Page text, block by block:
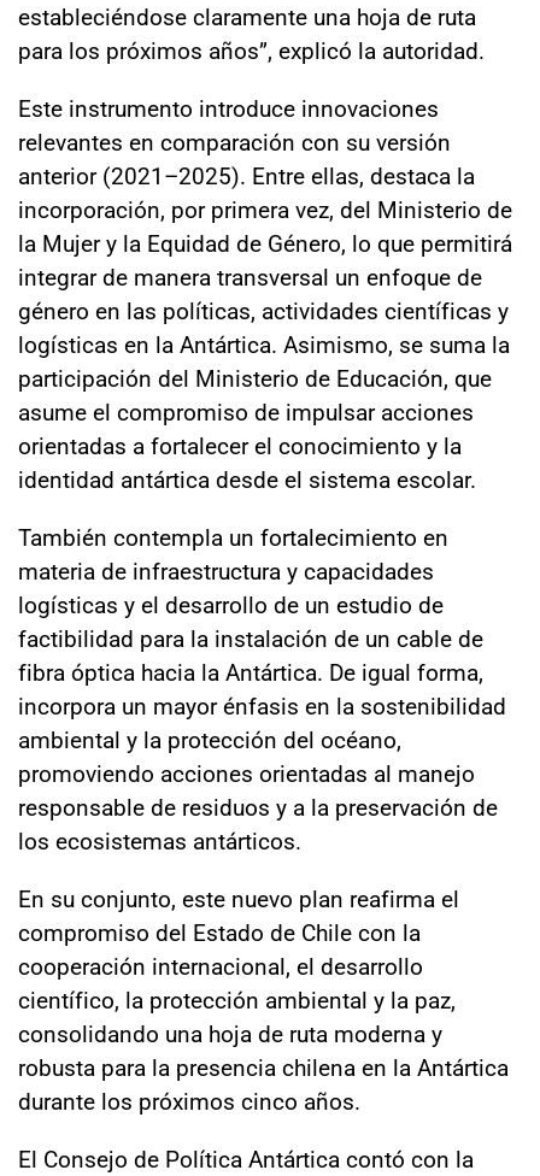
estableciéndose claramente una hoja de ruta
para los próximos años”, explicó la autoridad.
Este instrumento introduce innovaciones
relevantes en comparación con su versión
anterior (2021–2025). Entre ellas, destaca la
incorporación, por primera vez, del Ministerio de
la Mujer y la Equidad de Género, lo que permitirá
integrar de manera transversal un enfoque de
género en las políticas, actividades científicas y
logísticas en la Antártica. Asimismo, se suma la
participación del Ministerio de Educación, que
asume el compromiso de impulsar acciones
orientadas a fortalecer el conocimiento y la
identidad antártica desde el sistema escolar.
También contempla un fortalecimiento en
materia de infraestructura y capacidades
logísticas y el desarrollo de un estudio de
factibilidad para la instalación de un cable de
fibra óptica hacia la Antártica. De igual forma,
incorpora un mayor énfasis en la sostenibilidad
ambiental y la protección del océano,
promoviendo acciones orientadas al manejo
responsable de residuos y a la preservación de
los ecosistemas antárticos.
En su conjunto, este nuevo plan reafirma el
compromiso del Estado de Chile con la
cooperación internacional, el desarrollo
científico, la protección ambiental y la paz,
consolidando una hoja de ruta moderna y
robusta para la presencia chilena en la Antártica
durante los próximos cinco años.
El Consejo de Política Antártica contó con la